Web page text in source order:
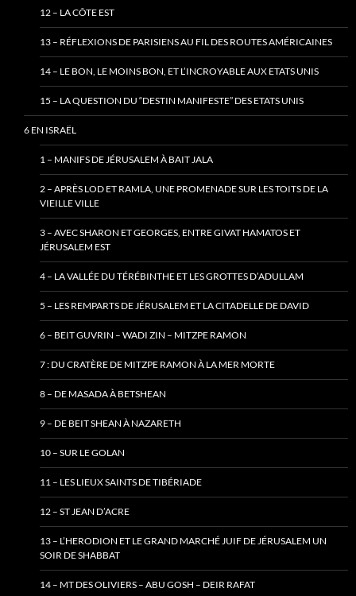
12 – LA CÔTE EST
13 – RÉFLEXIONS DE PARISIENS AU FIL DES ROUTES AMÉRICAINES
14 – LE BON, LE MOINS BON, ET L’INCROYABLE AUX ETATS UNIS
15 – LA QUESTION DU “DESTIN MANIFESTE” DES ETATS UNIS
6 EN ISRAËL
1 – MANIFS DE JÉRUSALEM À BAIT JALA
2 – APRÈS LOD ET RAMLA, UNE PROMENADE SUR LES TOITS DE LA
VIEILLE VILLE
3 – AVEC SHARON ET GEORGES, ENTRE GIVAT HAMATOS ET
JÉRUSALEM EST
4 – LA VALLÉE DU TÉRÉBINTHE ET LES GROTTES D’ADULLAM
5 – LES REMPARTS DE JÉRUSALEM ET LA CITADELLE DE DAVID
6 – BEIT GUVRIN – WADI ZIN – MITZPE RAMON
7 : DU CRATÈRE DE MITZPE RAMON À LA MER MORTE
8 – DE MASADA À BETSHEAN
9 – DE BEIT SHEAN À NAZARETH
10 – SUR LE GOLAN
11 – LES LIEUX SAINTS DE TIBÉRIADE
12 – ST JEAN D’ACRE
13 – L’HERODION ET LE GRAND MARCHÉ JUIF DE JÉRUSALEM UN
SOIR DE SHABBAT
14 – MT DES OLIVIERS – ABU GOSH – DEIR RAFAT